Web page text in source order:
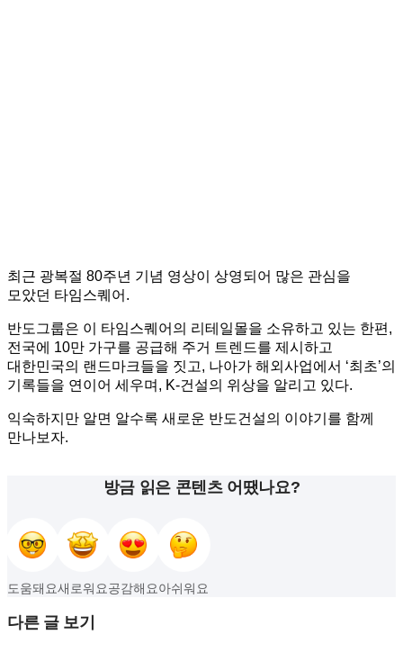
최근 광복절 80주년 기념 영상이 상영되어 많은 관심을
모았던 타임스퀘어.
반도그룹은 이 타임스퀘어의 리테일몰을 소유하고 있는 한편,
전국에 10만 가구를 공급해 주거 트렌드를 제시하고
대한민국의 랜드마크들을 짓고, 나아가 해외사업에서 ‘최초’의
기록들을 연이어 세우며, K-건설의 위상을 알리고 있다.
익숙하지만 알면 알수록 새로운 반도건설의 이야기를 함께
만나보자.
방금 읽은 콘텐츠 어땠나요?
도움돼요새로워요공감해요아쉬워요
다른 글 보기